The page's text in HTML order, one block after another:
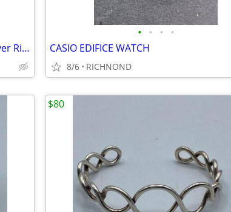
Authentic Banded Amethyst Sterling Silver Ring
• • • •
CASIO EDIFICE WATCH
8/6 RICHNOND
$80